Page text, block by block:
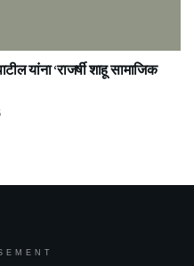
यांना ‘राजर्षी शाहू सामाजिक